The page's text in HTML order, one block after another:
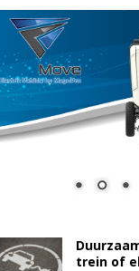
trein of